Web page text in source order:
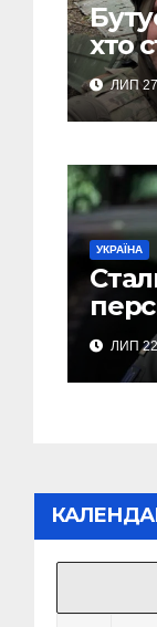
хто
не
ЛИП
УКРАЇНА
ЛИП